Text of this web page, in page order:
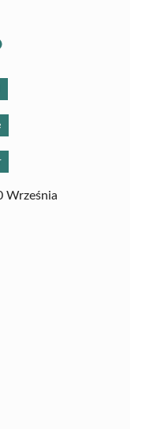
Września